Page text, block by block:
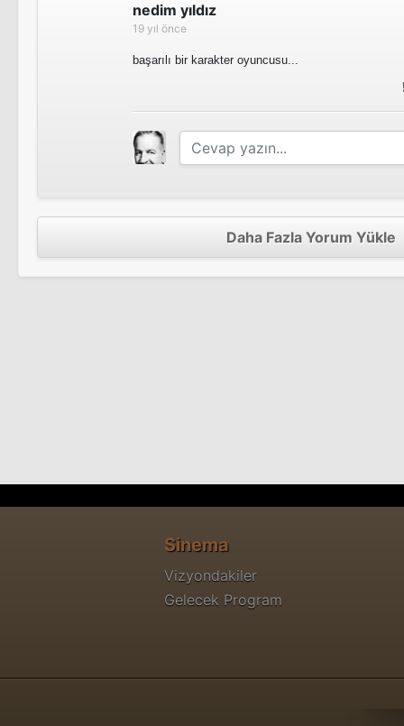
nedim yıldız
19 yıl önce
başarılı bir karakter oyuncusu...
Daha Fazla Yorum Yükle
Sinema
Vizyondakiler
Gelecek Program